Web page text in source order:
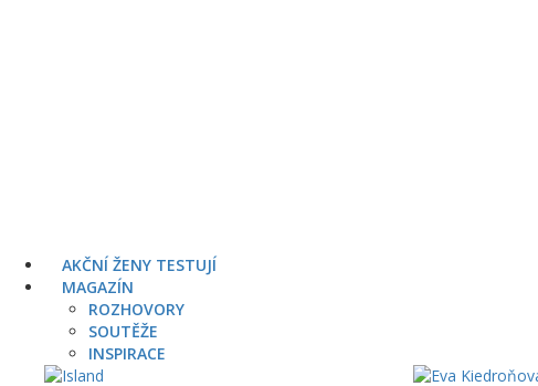
AKČNÍ ŽENY TESTUJÍ
MAGAZÍN
ROZHOVORY
SOUTĚŽE
INSPIRACE